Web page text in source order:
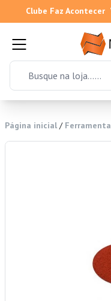
Clube Faz Acontecer
Página inicial /